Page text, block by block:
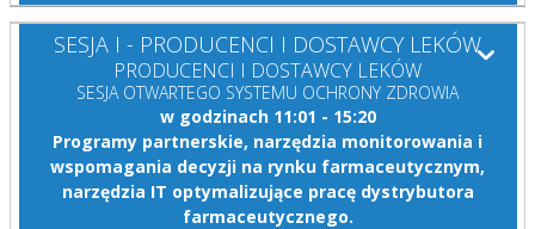
SESJA I - PRODUCENCI I DOSTAWCY LEKÓW
PRODUCENCI I DOSTAWCY LEKÓW
SESJA OTWARTEGO SYSTEMU OCHRONY ZDROWIA
w godzinach 11:01 - 15:20
Programy partnerskie, narzędzia monitorowania i
wspomagania decyzji na rynku farmaceutycznym,
narzędzia IT optymalizujące pracę dystrybutora
farmaceutycznego.